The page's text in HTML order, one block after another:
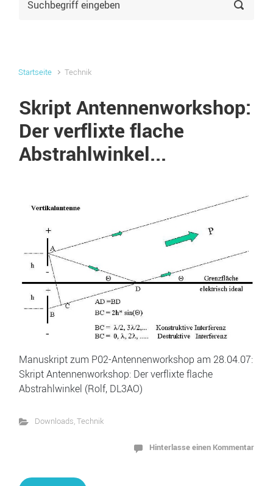
Startseite Technik
Skript Antennenworkshop:
Der verflixte flache
Abstrahlwinkel...
Manuskript zum P02-Antennenworkshop am 28.04.07:
Skript Antennenworkshop: Der verflixte flache
Abstrahlwinkel (Rolf, DL3AO)
Downloads,Technik
Hinterlasse einen Kommentar